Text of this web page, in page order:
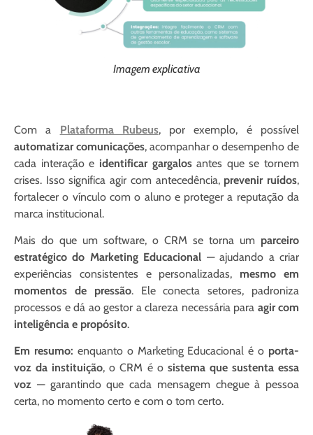
Imagem explicativa
Com a Plataforma Rubeus, por exemplo, é possível
automatizar comunicações, acompanhar o desempenho de
cada interação e identificar gargalosantes que se tornem
crises. Isso significa agir com antecedência, prevenir ruídos,
fortalecer o vínculo com o aluno e proteger a reputação da
marca institucional.
Mais do que um software, o CRM se torna um parceiro
estratégico do Marketing Educacional — ajudando a criar
experiências consistentes e personalizadas, mesmo em
momentos de pressão. Ele conecta setores, padroniza
processos e dá ao gestor a clareza necessária para agir com
inteligência e propósito.
Em resumo: enquanto o Marketing Educacional é o porta-
voz da instituição, o CRM é o sistema que sustenta essa
voz — garantindo que cada mensagem chegue à pessoa
certa, no momento certo e com o tom certo.